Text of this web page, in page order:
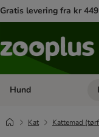
Gratis levering fra kr
Hund
Kat Kattemad